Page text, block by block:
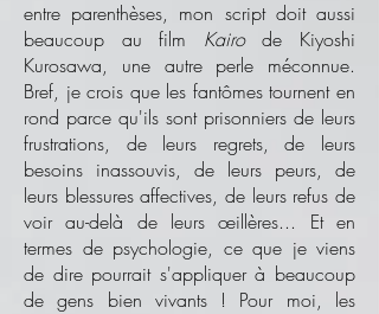
entre parenthèses, mon script doit aussi
beaucoup au film Kairode Kiyoshi
Kurosawa, une autre perle méconnue.
Bref, je crois que les fantômes tournent en
rond parce qu'ils sont prisonniers de leurs
frustrations, de leurs regrets, de leurs
besoins inassouvis, de leurs peurs, de
leurs blessures affectives, de leurs refus de
voir au-delà de leurs œillères... Et en
termes de psychologie, ce que je viens
de dire pourrait s'appliquer à beaucoup
de gens bien vivants ! Pour moi, les